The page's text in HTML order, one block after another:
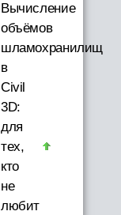
Вычисление
объёмов
шламохранилищ
в
Civil
3D:
для
тех,
кто
не
любит